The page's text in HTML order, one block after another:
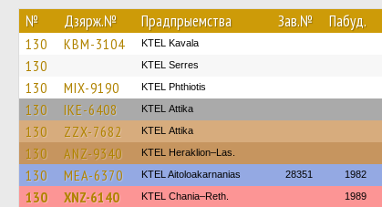
№ Дзярж.№ Прадпрыемства Зав.№ Пабуд.
130 KBM-3104 KTEL Kavala
130 KTEL Serres
130 MIX-9190 ΚΤΕL Phthiotis
130 IKE-6408 KΤΕL Αttika
130 ZZX-7682 KΤΕL Αttika
130 ANZ-9340 KTEL Heraklion–Las.
130 MEA-6370 KTEL Aitoloakarnanias 28351 1982
130 XNZ-6140 KTEL Chania–Reth. 1989